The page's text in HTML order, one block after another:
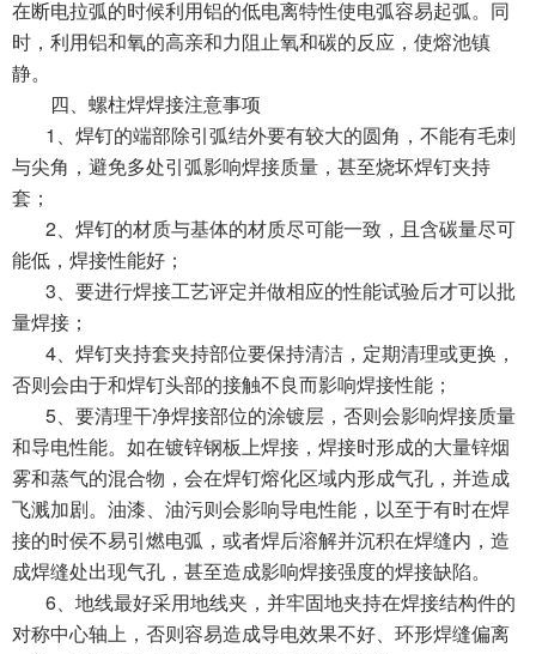
在断电拉弧的时候利用铝的低电离特性使电弧容易起弧。同
时，利用铝和氧的高亲和力阻止氧和碳的反应，使熔池镇
静。
四、螺柱焊焊接注意事项
1
、焊钉的端部除引弧结外要有较大的圆角，不能有毛刺
与尖角，避免多处引弧影响焊接质量，甚至烧坏焊钉夹持
套；
2 、焊钉的材质与基体的材质尽可能一致，且含碳量尽可
能低，焊接性能好；
3 、要进行焊接工艺评定并做相应的性能试验后才可以批
量焊接；
4 、焊钉夹持套夹持部位要保持清洁，定期清理或更换，
否则会由于和焊钉头部的接触不良而影响焊接性能；
5 、要清理干净焊接部位的涂镀层，否则会影响焊接质量
和导电性能。如在镀锌钢板上焊接，焊接时形成的大量锌烟
雾和蒸气的混合物，会在焊钉熔化区域内形成气孔，并造成
飞溅加剧。油漆、油污则会影响导电性能，以至于有时在焊
接的时侯不易引燃电弧，或者焊后溶解并沉积在焊缝内，造
成焊缝处出现气孔，甚至造成影响焊接强度的焊接缺陷。
6 、地线最好采用地线夹，并牢固地夹持在焊接结构件的
对称中心轴上，否则容易造成导电效果不好、环形焊缝偏离